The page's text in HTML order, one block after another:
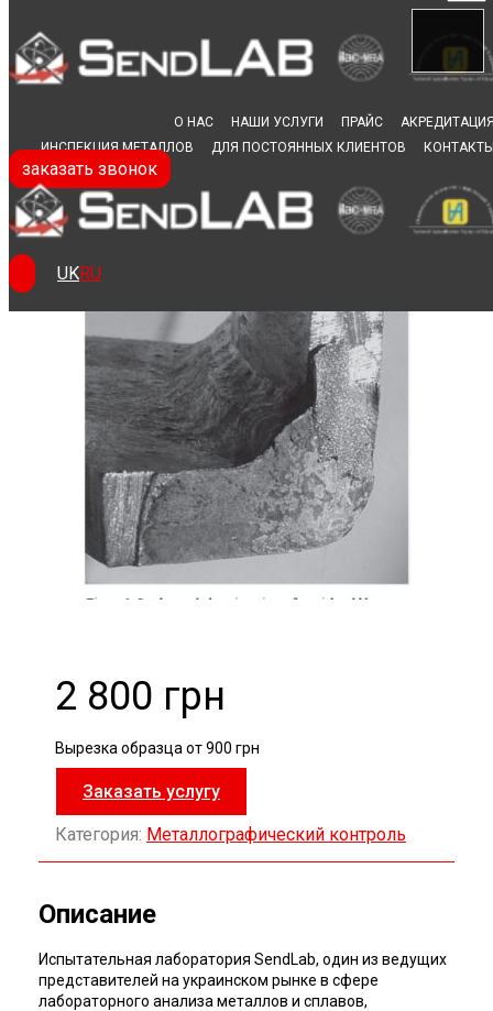
О НАС НАШИ УСЛУГИ ПРАЙС
ИНСПЕКЦИЯ МЕТАЛЛОВ
ДЛЯ ПОСТОЯННЫХ КЛИЕНТОВ
заказать звонок
RU
UK
Макроструктурный
анализ
2 800 грн
Вырезка образца от 900 грн
Заказать услугу
Категория: Металлографический контроль
Описание
Испытательная лаборатория SendLab, один из ведущих
представителей на украинском рынке в сфере
лабораторного анализа металлов и сплавов,